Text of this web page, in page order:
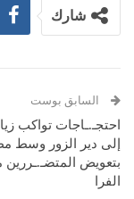
شارك
السابق بوست
احتجـ.ـاجات تواكب
إلى دير الزور وسط
بتعويض المتضـ.ـررين
الفرا